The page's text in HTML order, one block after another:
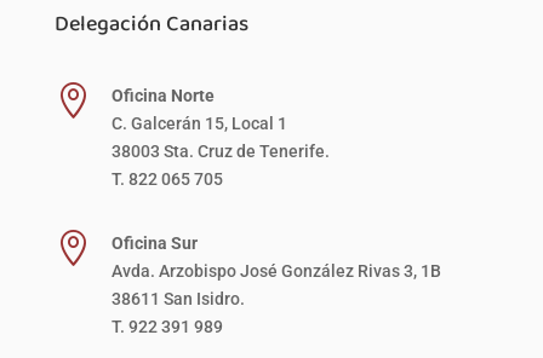
Delegación Canarias

Oficina Norte
C. Galcerán 15, Local 1
38003 Sta. Cruz de Tenerife.
T. 822 065 705

Oficina Sur
Avda. Arzobispo José González Rivas 3, 1B
38611 San Isidro.
T. 922 391 989